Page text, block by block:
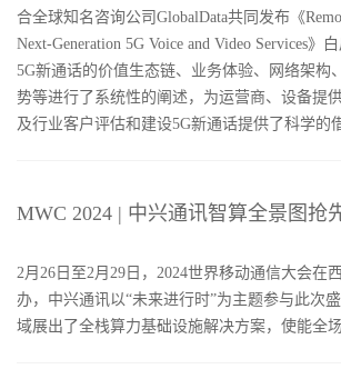
合全球知名咨询公司GlobalData共同发布《
Next-Generation 5G Voice and Video Services》
5G新通话的价值生态链、业务体验、网络架构
势等进行了系统性的阐述，为运营商、设备提
及行业客户评估和建设5G新通话提供了科学的
MWC 2024 | 中兴通讯智算全景图抢
2月26日至2月29日，2024世界移动通信大会在
办，中兴通讯以“未来进行时”为主题参与此次
域展出了全栈算力基础设施解决方案，使能全